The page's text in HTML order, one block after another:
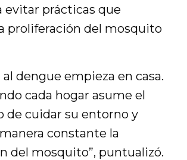
evitar prácticas que
proliferación del mosquito
dengue empieza en casa.
cada hogar asume el
de cuidar su entorno y
constante la
del mosquito”, puntualizó.